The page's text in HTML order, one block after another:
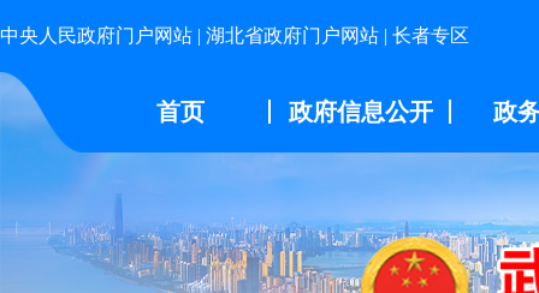
中央人民政府门户网站 | 湖北省政府门户网站 | 长者专区
首页 政府信息公开 政